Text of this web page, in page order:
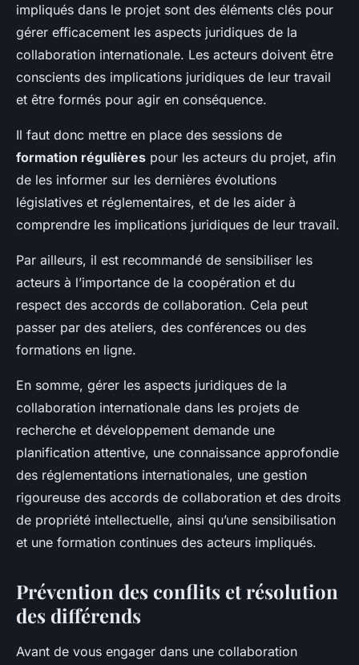
impliqués dans le projet sont des éléments clés pour
gérer efficacement les aspects juridiques de la
collaboration internationale. Les acteurs doivent être
conscients des implications juridiques de leur travail
et être formés pour agir en conséquence.
Il faut donc mettre en place des sessions de
formation régulières pour les acteurs du projet, afin
de les informer sur les dernières évolutions
législatives et réglementaires, et de les aider à
comprendre les implications juridiques de leur travail.
Par ailleurs, il est recommandé de sensibiliser les
acteurs à l’importance de la coopération et du
respect des accords de collaboration. Cela peut
passer par des ateliers, des conférences ou des
formations en ligne.
En somme, gérer les aspects juridiques de la
collaboration internationale dans les projets de
recherche et développement demande une
planification attentive, une connaissance approfondie
des réglementations internationales, une gestion
rigoureuse des accords de collaboration et des droits
de propriété intellectuelle, ainsi qu’une sensibilisation
et une formation continues des acteurs impliqués.
Prévention des conflits et résolution
des différends
Avant de vous engager dans une collaboration